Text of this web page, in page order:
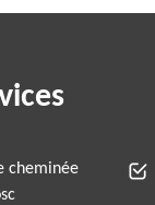
cheminée